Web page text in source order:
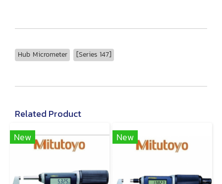
Hub Micrometer [Series 147]
Related Product
New
New